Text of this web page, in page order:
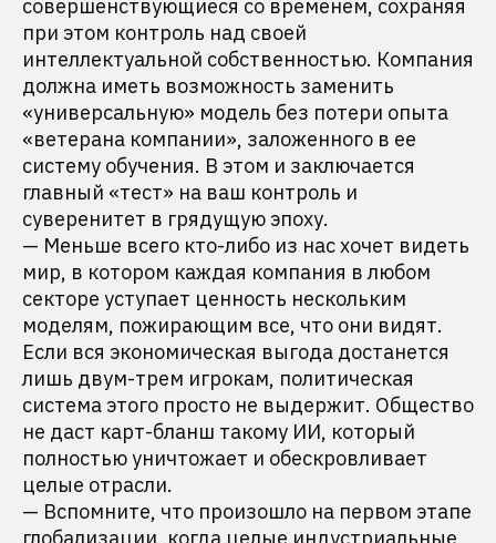
совершенствующиеся со временем, сохраняя
при этом контроль над своей
интеллектуальной собственностью. Компания
должна иметь возможность заменить
«универсальную» модель без потери опыта
«ветерана компании», заложенного в ее
систему обучения. В этом и заключается
главный «тест» на ваш контроль и
суверенитет в грядущую эпоху.
— Меньше всего кто-либо из нас хочет видеть
мир, в котором каждая компания в любом
секторе уступает ценность нескольким
моделям, пожирающим все, что они видят.
Если вся экономическая выгода достанется
лишь двум-трем игрокам, политическая
система этого просто не выдержит. Общество
не даст карт-бланш такому ИИ, который
полностью уничтожает и обескровливает
целые отрасли.
— Вспомните, что произошло на первом этапе